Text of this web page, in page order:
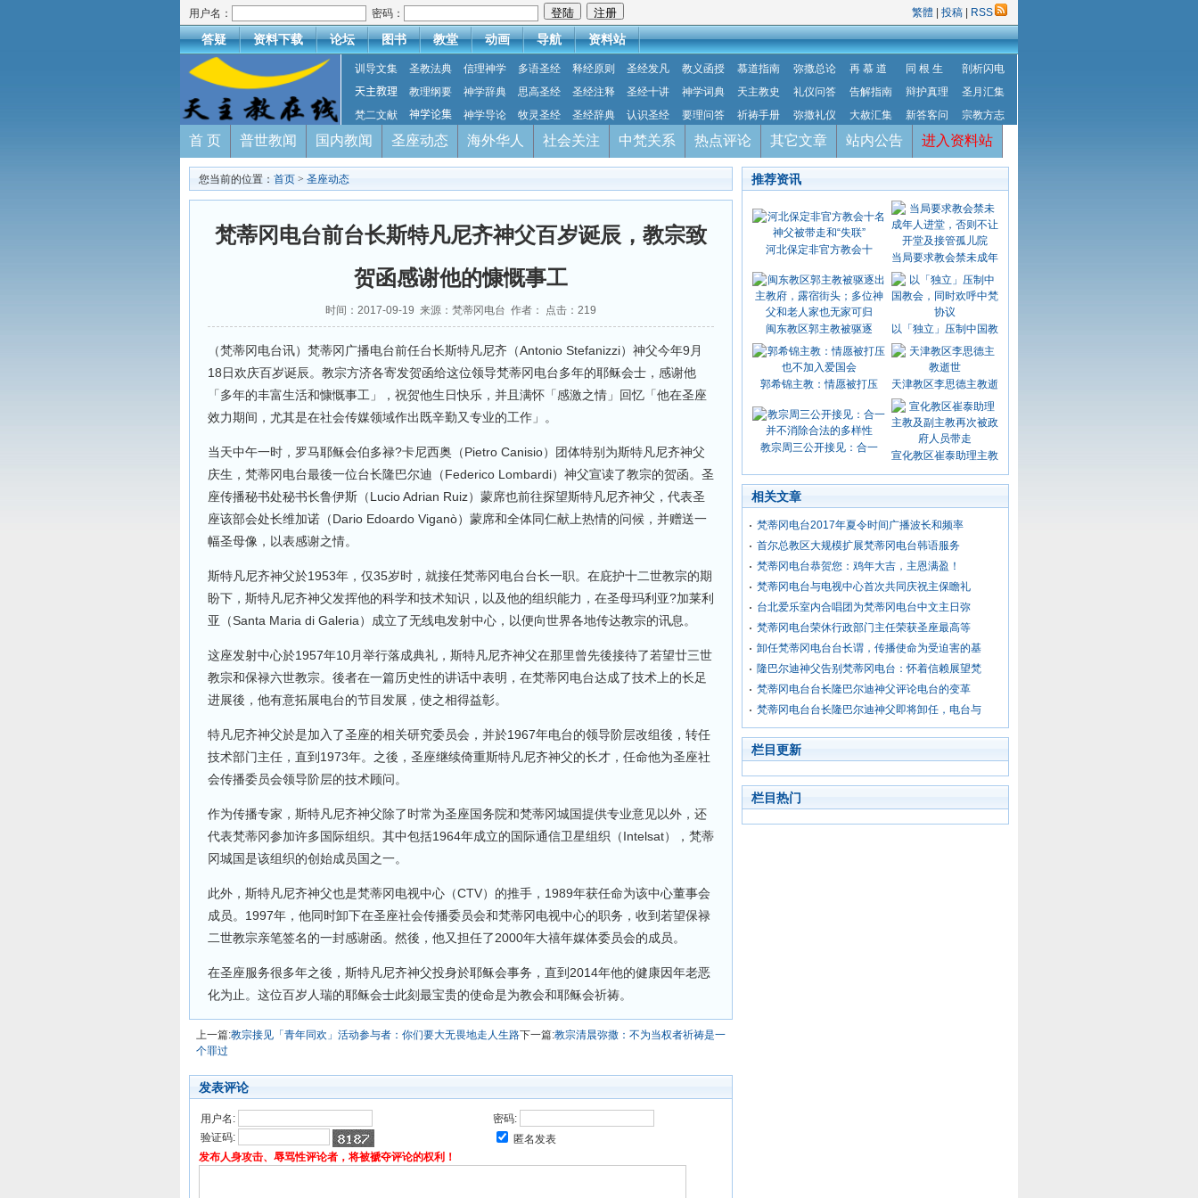
用户名： 密码： 繁體 投稿 RSS
答疑 资料下载 论坛 图书 教堂 动画 导航 资料站
训导文集 圣教法典 信理神学 多语圣经 释经原则 圣经发凡 教义函授 慕道指南 弥撒总论 再 慕 道 同 根 生
剖析闪电
天主教理
教理纲要 神学辞典 思高圣经 圣经注释 圣经十讲 神学词典 天主教史 礼仪问答 告解指南 辩护真理
圣月汇集
梵二文献
神学论集 神学导论 牧灵圣经 圣经辞典 认识圣经 要理问答 祈祷手册 弥撒礼仪 大赦汇集 新答客问 宗教方志
首 页 普世教闻 国内教闻 圣座动态 海外华人 社会关注 中梵关系 热点评论 其它文章 站内公告 进入资料站
您当前的位置： 首页 > 圣座动态
梵蒂冈电台前台长斯特凡尼齐神父百岁诞辰，教宗致
贺函感谢他的慷慨事工
时间：2017-09-19 来源：梵蒂冈电台 作者： 点击： 219
（梵蒂冈电台讯）梵蒂冈广播电台前任台长斯特凡尼齐（Antonio Stefanizzi）神父今年9月
18日欢庆百岁诞辰。教宗方济各寄发贺函给这位领导梵蒂冈电台多年的耶稣会士，感谢他
「多年的丰富生活和慷慨事工」，祝贺他生日快乐，并且满怀「感激之情」回忆「他在圣座
效力期间，尤其是在社会传媒领域作出既辛勤又专业的工作」。
当天中午一时，罗马耶稣会伯多禄?卡尼西奥（Pietro Canisio）团体特别为斯特凡尼齐神父
庆生，梵蒂冈电台最後一位台长隆巴尔迪（Federico Lombardi）神父宣读了教宗的贺函。圣
座传播秘书处秘书长鲁伊斯（Lucio Adrian Ruiz）蒙席也前往探望斯特凡尼齐神父，代表圣
座该部会处长维加诺（Dario Edoardo Viganò）蒙席和全体同仁献上热情的问候，并赠送一
幅圣母像，以表感谢之情。
斯特凡尼齐神父於1953年，仅35岁时，就接任梵蒂冈电台台长一职。在庇护十二世教宗的期
盼下，斯特凡尼齐神父发挥他的科学和技术知识，以及他的组织能力，在圣母玛利亚?加莱利
亚（Santa Maria di Galeria）成立了无线电发射中心，以便向世界各地传达教宗的讯息。
这座发射中心於1957年10月举行落成典礼，斯特凡尼齐神父在那里曾先後接待了若望廿三世
教宗和保禄六世教宗。後者在一篇历史性的讲话中表明，在梵蒂冈电台达成了技术上的长足
进展後，他有意拓展电台的节目发展，使之相得益彰。
特凡尼齐神父於是加入了圣座的相关研究委员会，并於1967年电台的领导阶层改组後，转任
技术部门主任，直到1973年。之後，圣座继续倚重斯特凡尼齐神父的长才，任命他为圣座社
会传播委员会领导阶层的技术顾问。
作为传播专家，斯特凡尼齐神父除了时常为圣座国务院和梵蒂冈城国提供专业意见以外，还
代表梵蒂冈参加许多国际组织。其中包括1964年成立的国际通信卫星组织（Intelsat），梵蒂
冈城国是该组织的创始成员国之一。
此外，斯特凡尼齐神父也是梵蒂冈电视中心（CTV）的推手，1989年获任命为该中心董事会
成员。1997年，他同时卸下在圣座社会传播委员会和梵蒂冈电视中心的职务，收到若望保禄
二世教宗亲笔签名的一封感谢函。然後，他又担任了2000年大禧年媒体委员会的成员。
在圣座服务很多年之後，斯特凡尼齐神父投身於耶稣会事务，直到2014年他的健康因年老恶
化为止。这位百岁人瑞的耶稣会士此刻最宝贵的使命是为教会和耶稣会祈祷。
上一篇:教宗接见「青年同欢」活动参与者：你们要大无畏地走人生路下一篇:教宗清晨弥撒：不为当权者祈祷是一
个罪过
发表评论
用户名:
密码:
验证码:
匿名发表
发布人身攻击、辱骂性评论者，将被褫夺评论的权利！
推荐资讯
河北保定非官方教会十
当局要求教会禁未成年
闽东教区郭主教被驱逐 以「独立」压制中国教
郭希锦主教：情愿被打压 天津教区李思德主教逝
教宗周三公开接见：合一
宣化教区崔泰助理主教
相关文章
梵蒂冈电台2017年夏令时间广播波长和频率
首尔总教区大规模扩展梵蒂冈电台韩语服务
梵蒂冈电台恭贺您：鸡年大吉，主恩满盈！
梵蒂冈电台与电视中心首次共同庆祝主保瞻礼
台北爱乐室内合唱团为梵蒂冈电台中文主日弥
梵蒂冈电台荣休行政部门主任荣获圣座最高等
卸任梵蒂冈电台台长谓，传播使命为受迫害的基
隆巴尔迪神父告别梵蒂冈电台：怀着信赖展望梵
梵蒂冈电台台长隆巴尔迪神父评论电台的变革
梵蒂冈电台台长隆巴尔迪神父即将卸任，电台与
栏目更新
栏目热门